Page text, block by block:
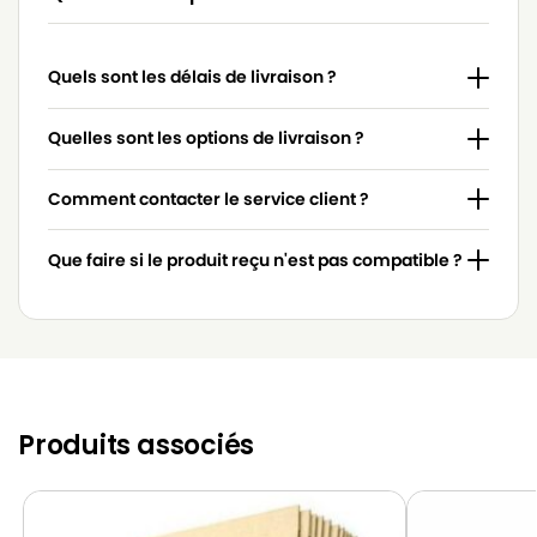
ELECTROLUX
ELECTROLUX BOSS PLUS
ELECTROLUX
ELECTROLUX BOSS PLUS 1025
ELECTROLUX
ELECTROLUX E 51
ELECTROLUX
ELECTROLUX E 51 N
ELECTROLUX
ELECTROLUX E 53
ELECTROLUX
ELECTROLUX ELITE Z 2330
ELECTROLUX
ELECTROLUX ES 51
Quels sont les délais de livraison ?
Quelles sont les options de livraison ?
Comment contacter le service client ?
Que faire si le produit reçu n'est pas compatible ?
Produits associés